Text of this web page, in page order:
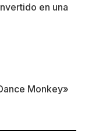
en una
Monkey»